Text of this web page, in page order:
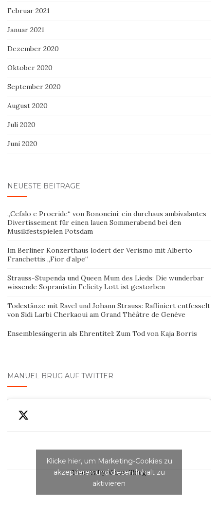
Februar 2021
Januar 2021
Dezember 2020
Oktober 2020
September 2020
August 2020
Juli 2020
Juni 2020
NEUESTE BEITRÄGE
„Cefalo e Procride“ von Bononcini: ein durchaus ambivalantes
Divertissement für einen lauen Sommerabend bei den
Musikfestspielen Potsdam
Im Berliner Konzerthaus lodert der Verismo mit Alberto
Franchettis „Fior d’alpe“
Strauss-Stupenda und Queen Mum des Lieds: Die wunderbar
wissende Sopranistin Felicity Lott ist gestorben
Todestänze mit Ravel und Johann Strauss: Raffiniert entfesselt
von Sidi Larbi Cherkaoui am Grand Théâtre de Genève
Ensemblesängerin als Ehrentitel: Zum Tod von Kaja Borris
MANUEL BRUG AUF TWITTER
Tweets by ManuelBrug
Klicke hier, um Marketing-Cookies zu
akzeptieren und diesen Inhalt zu
aktivieren